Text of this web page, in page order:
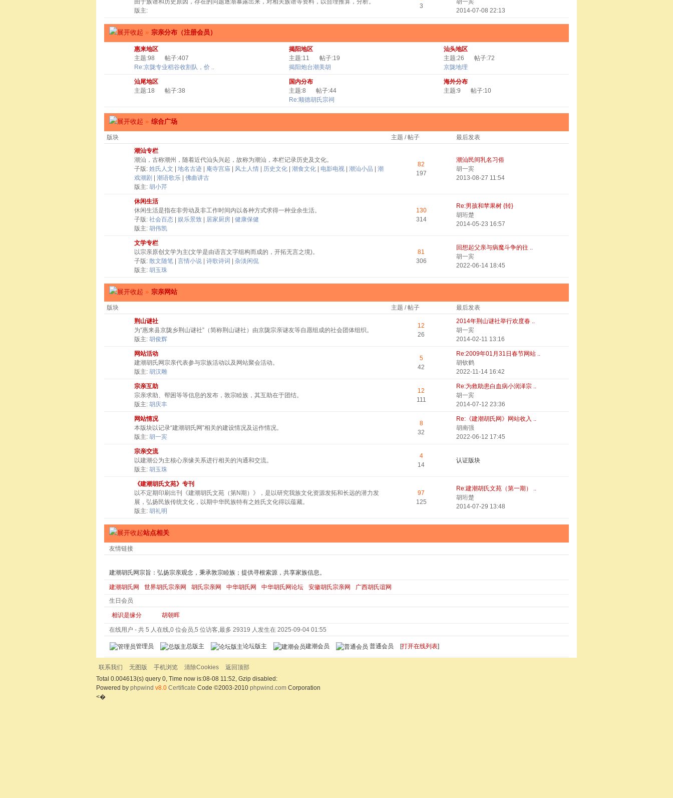
由于族谱和历史原因，存在的问题逐渐暴露出来，对相关族谱等资料，以合理推算，分析。
版主:
3
胡一宾
2014-07-08 22:13
» 宗亲分布（注册会员）
惠来地区
主题:98
帖子:407
Re:京陇专业稻谷收割队，价 ..
揭阳地区
主题:11
帖子:19
揭阳炮台潮美胡
汕头地区
主题:26
帖子:72
京陇地理
汕尾地区
主题:18
帖子:38
国内分布
主题:8
帖子:44
Re:顺德胡氏宗祠
海外分布
主题:9
帖子:10
» 综合广场
版块 主题 / 帖子
最后发表
潮汕专栏
潮汕，古称潮州，随着近代汕头兴起，故称为潮汕，本栏记录历史及文化。
子版: 姓氏人文 地名古迹 庵寺宫庙 风土人情 历史文化 潮食文化 电影电视 潮汕小品
潮
戏潮剧
潮语歌乐
佛曲讲古
版主: 胡小芹
82
197
潮汕民间乳名习俗
胡一宾
2013-08-27 11:54
休闲生活
休闲生活是指在非劳动及非工作时间内以各种方式求得一种业余生活。
子版: 社会百态 娱乐景致 居家厨房
健康保健
版主: 胡伟凯
130
314
Re:男孩和苹果树 {转}
胡珩楚
2014-05-23 16:57
文学专栏
以宗亲原创文学为主(文学是由语言文字组构而成的，开拓无言之境)。
子版: 散文随笔 言情小说 诗歌诗词
杂淡闲侃
版主: 胡玉珠
81
306
回想起父亲与病魔斗争的往 ..
胡一宾
2022-06-14 18:45
» 宗亲网站
版块 主题 / 帖子
最后发表
荆山谜社
为“惠来县京陇乡荆山谜社”（简称荆山谜社）由京陇宗亲谜友等自愿组成的社会团体组织。
版主: 胡俊辉
12
26
2014年荆山谜社举行欢度春 ..
胡一宾
2014-02-11 13:16
网站活动
建潮胡氏网宗亲代表参与宗族活动以及网站聚会活动。
版主: 胡汉雕
5
42
Re:2009年01月31日春节网站 ..
胡钦鹤
2022-11-14 16:42
宗亲互助
宗亲求助、帮困等等信息的发布，敦宗睦族，其互助在于团结。
版主: 胡庆丰
12
111
Re:为救助患白血病小润泽宗 ..
胡一宾
2014-07-12 23:36
网站情况
本版块以记录“建潮胡氏网”相关的建设情况及运作情况。
版主: 胡一宾
8
32
Re:《建潮胡氏网》网站收入 ..
胡南强
2022-06-12 17:45
宗亲交流
以建潮公为主核心亲缘关系进行相关的沟通和交流。
版主: 胡玉珠
4
14
认证版块
《建潮胡氏文苑》专刊
以不定期印刷出刊《建潮胡氏文苑（第N期）》，是以研究我族文化资源发拓和长远的潜力发
展，弘扬民族传统文化，以期中华民族特有之姓氏文化得以蕴藏。
版主: 胡礼明
97
125
Re:建潮胡氏文苑（第一期） ..
胡珩楚
2014-07-29 13:48
站点相关
友情链接
建潮胡氏网宗旨：弘扬宗亲观念，秉承敦宗睦族；提供寻根索源，共享家族信息。
建潮胡氏网 世界胡氏宗亲网 胡氏宗亲网 中华胡氏网 中华胡氏网论坛 安徽胡氏宗亲网
广西胡氏谊网
生日会员
相识是缘分 胡朝晖
在线用户 - 共 5 人在线,0 位会员,5 位访客,最多 29319 人发生在 2025-09-04 01:55
管理员 总版主 论坛版主 建潮会员 普通会员 [打开在线列表]
联系我们 无图版 手机浏览 清除Cookies
返回顶部
Total 0.004613(s) query 0, Time now is:08-08 11:52, Gzip disabled:
Powered by phpwind v8.0 Certificate Code ©2003-2010 phpwind.com Corporation
<�